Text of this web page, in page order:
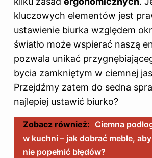
kluczowych elementów jest
ustawienie biurka względem
światło może wspierać naszą
pozwala unikać
bycia zamkniętym w ciemnej
Przejdźmy zatem do sedna
najlepiej ustawić biurko?
Zobacz również: Ciemna
w kuchni – jak dobrać meble, aby
nie popełnić błędów?